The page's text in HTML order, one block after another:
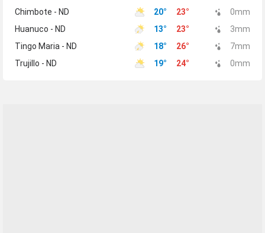
Chimbote - ND
20° 23° 0mm
Huanuco - ND
13° 23° 3mm
Tingo Maria - ND
18° 26° 7mm
Trujillo - ND
19° 24° 0mm